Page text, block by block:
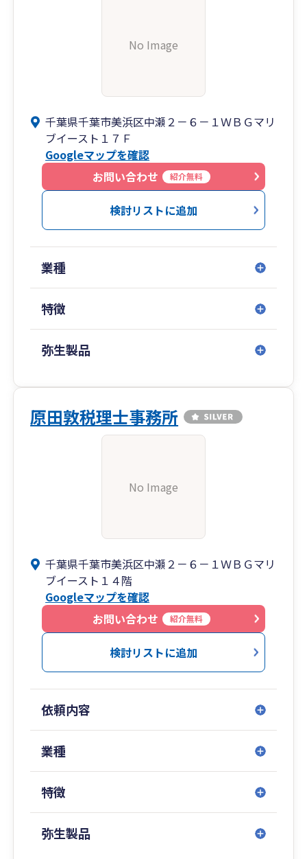
No Image
千葉県千葉市美浜区中瀬２－６－１ＷＢＧマリ
ブイースト１７Ｆ
Googleマップを確認
お問い合わせ
紹介無料
検討リストに追加
業種
特徴
弥生製品
原田敦税理士事務所
No Image
千葉県千葉市美浜区中瀬２－６－１ＷＢＧマリ
ブイースト１４階
Googleマップを確認
お問い合わせ
紹介無料
検討リストに追加
依頼内容
業種
特徴
弥生製品